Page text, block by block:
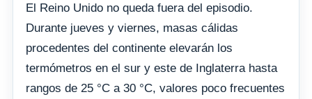
El Reino Unido no queda fuera del episodio.
Durante jueves y viernes, masas cálidas
procedentes del continente elevarán los
termómetros en el sur y este de Inglaterra hasta
rangos de 25 °C a 30 °C, valores poco frecuentes